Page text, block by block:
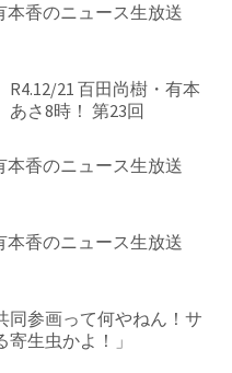
本香のニュース生放送
R4.12/21 百田尚樹・有本
さ8時！ 第23回
本香のニュース生放送
本香のニュース生放送
同参画って何やねん！サ
生虫かよ！」